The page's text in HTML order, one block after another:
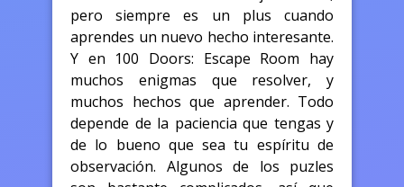
pero siempre es un plus cuando
aprendes un nuevo hecho interesante.
Y en 100 Doors: Escape Room hay
muchos enigmas que resolver, y
muchos hechos que aprender. Todo
depende de la paciencia que tengas y
de lo bueno que sea tu espíritu de
observación. Algunos de los puzles